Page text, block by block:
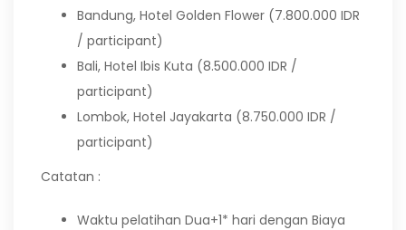
Bandung, Hotel Golden Flower (7.800.000 IDR
/ participant)
Bali, Hotel Ibis Kuta (8.500.000 IDR /
participant)
Lombok, Hotel Jayakarta (8.750.000 IDR /
participant)
Catatan :
Waktu pelatihan Dua+1* hari dengan Biaya